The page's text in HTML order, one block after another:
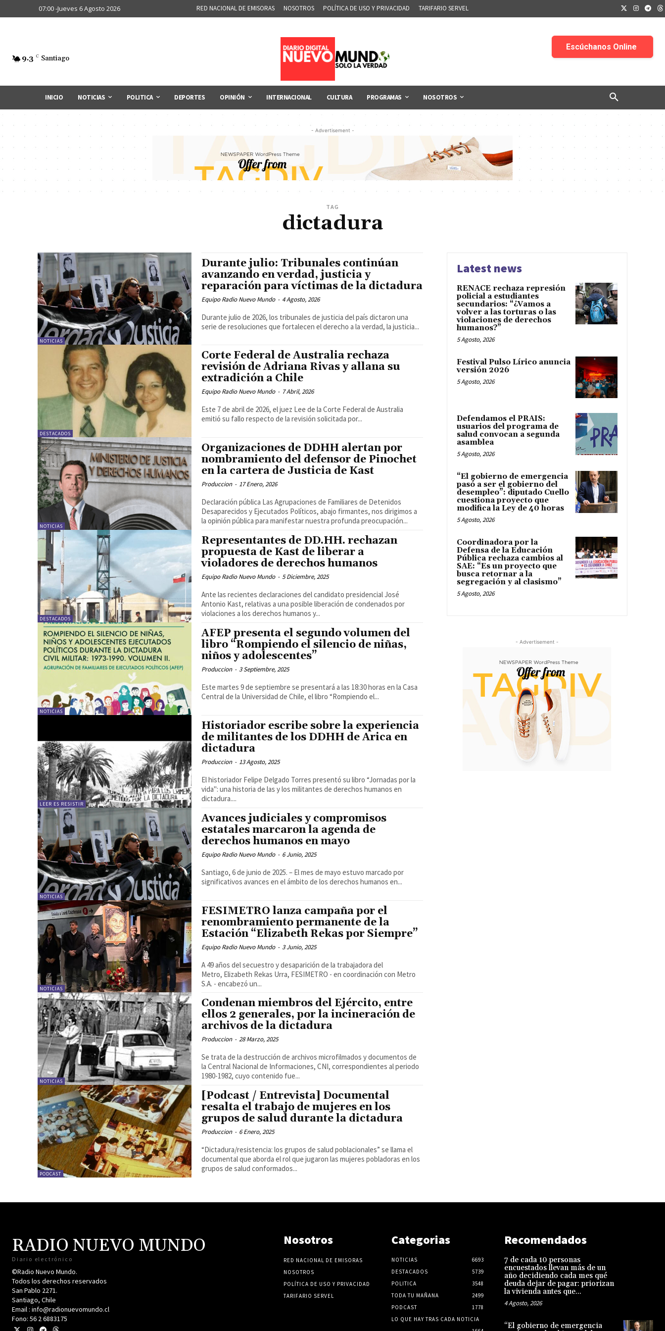
07:00 -Jueves 6 Agosto 2026 RED NACIONAL DE EMISORAS NOSOTROS POLÍTICA DE USO Y PRIVACIDAD TARIFARIO SERVEL
9.3 C Santiago
INICIO NOTICIAS POLITICA DEPORTES OPINIÓN INTERNACIONAL CULTURA PROGRAMAS NOSOTROS
- Advertisement -
TAG
dictadura
NOTICIAS
Durante julio: Tribunales continúan
avanzando en verdad, justicia y
reparación para víctimas de la dictadura
Equipo Radio Nuevo Mundo - 4 Agosto, 2026
Durante julio de 2026, los tribunales de justicia del país dictaron una
serie de resoluciones que fortalecen el derecho a la verdad, la justicia...
DESTACADOS
Corte Federal de Australia rechaza
revisión de Adriana Rivas y allana su
extradición a Chile
Equipo Radio Nuevo Mundo - 7 Abril, 2026
Este 7 de abril de 2026, el juez Lee de la Corte Federal de Australia
emitió su fallo respecto de la revisión solicitada por...
NOTICIAS
Organizaciones de DDHH alertan por
nombramiento del defensor de Pinochet
en la cartera de Justicia de Kast
Produccion - 17 Enero, 2026
Declaración pública Las Agrupaciones de Familiares de Detenidos
Desaparecidos y Ejecutados Políticos, abajo firmantes, nos dirigimos a
la opinión pública para manifestar nuestra profunda preocupación...
DESTACADOS
Representantes de DD.HH. rechazan
propuesta de Kast de liberar a
violadores de derechos humanos
Equipo Radio Nuevo Mundo - 5 Diciembre, 2025
Ante las recientes declaraciones del candidato presidencial José
Antonio Kast, relativas a una posible liberación de condenados por
violaciones a los derechos humanos y...
NOTICIAS
AFEP presenta el segundo volumen del
libro “Rompiendo el silencio de niñas,
niños y adolescentes”
Produccion - 3 Septiembre, 2025
Este martes 9 de septiembre se presentará a las 18:30 horas en la Casa
Central de la Universidad de Chile, el libro “Rompiendo el...
LEER ES RESISTIR
Historiador escribe sobre la experiencia
de militantes de los DDHH de Arica en
dictadura
Produccion - 13 Agosto, 2025
El historiador Felipe Delgado Torres presentó su libro “Jornadas por la
vida": una historia de las y los militantes de derechos humanos en
dictadura....
NOTICIAS
Avances judiciales y compromisos
estatales marcaron la agenda de
derechos humanos en mayo
Equipo Radio Nuevo Mundo - 6 Junio, 2025
Santiago, 6 de junio de 2025. – El mes de mayo estuvo marcado por
significativos avances en el ámbito de los derechos humanos en...
NOTICIAS
FESIMETRO lanza campaña por el
renombramiento permanente de la
Estación “Elizabeth Rekas por Siempre”
Equipo Radio Nuevo Mundo - 3 Junio, 2025
A 49 años del secuestro y desaparición de la trabajadora del
Metro, Elizabeth Rekas Urra, FESIMETRO - en coordinación con Metro
S.A. - encabezó un...
NOTICIAS
Condenan miembros del Ejército, entre
ellos 2 generales, por la incineración de
archivos de la dictadura
Produccion - 28 Marzo, 2025
Se trata de la destrucción de archivos microfilmados y documentos de
la Central Nacional de Informaciones, CNI, correspondientes al periodo
1980-1982, cuyo contenido fue...
PODCAST
[Podcast / Entrevista] Documental
resalta el trabajo de mujeres en los
grupos de salud durante la dictadura
Produccion - 6 Enero, 2025
“Dictadura/resistencia: los grupos de salud poblacionales” se llama el
documental que aborda el rol que jugaron las mujeres pobladoras en los
grupos de salud conformados...
Latest news
RENACE rechaza represión
policial a estudiantes
secundarios: “¿Vamos a
volver a las torturas o las
violaciones de derechos
humanos?”
5 Agosto, 2026
Festival Pulso Lírico anuncia
versión 2026
5 Agosto, 2026
Defendamos el PRAIS:
usuarios del programa de
salud convocan a segunda
asamblea
5 Agosto, 2026
“El gobierno de emergencia
pasó a ser el gobierno del
desempleo”: diputado Cuello
cuestiona proyecto que
modifica la Ley de 40 horas
5 Agosto, 2026
Coordinadora por la
Defensa de la Educación
Pública rechaza cambios al
SAE: “Es un proyecto que
busca retornar a la
segregación y al clasismo”
5 Agosto, 2026
- Advertisement -
RADIO NUEVO MUNDO
Diario electrónico
©Radio Nuevo Mundo.
Todos los derechos reservados
San Pablo 2271.
Santiago, Chile
Email : info@radionuevomundo.cl
Fono: 56 2 6883175
Nosotros
RED NACIONAL DE EMISORAS
NOSOTROS
POLÍTICA DE USO Y PRIVACIDAD
TARIFARIO SERVEL
Categorias
NOTICIAS
6693
DESTACADOS
5739
POLITICA
3548
TODA TU MAÑANA
2499
PODCAST
1778
LO QUE HAY TRAS CADA NOTICIA
Recomendados
7 de cada 10 personas
encuestados llevan más de un
año decidiendo cada mes qué
deuda dejar de pagar: priorizan
la vivienda antes que...
4 Agosto, 2026
“El gobierno de emergencia